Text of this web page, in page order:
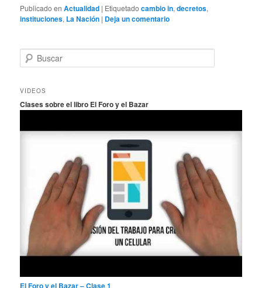
Publicado en Actualidad | Etiquetado cambio in,decretos,
instituciones, La Nación | Deja un comentario
u
c
r
VIDEOS
Clases sobre el libro El Foro y el Bazar
El Foro y el Bazar – Clase 1